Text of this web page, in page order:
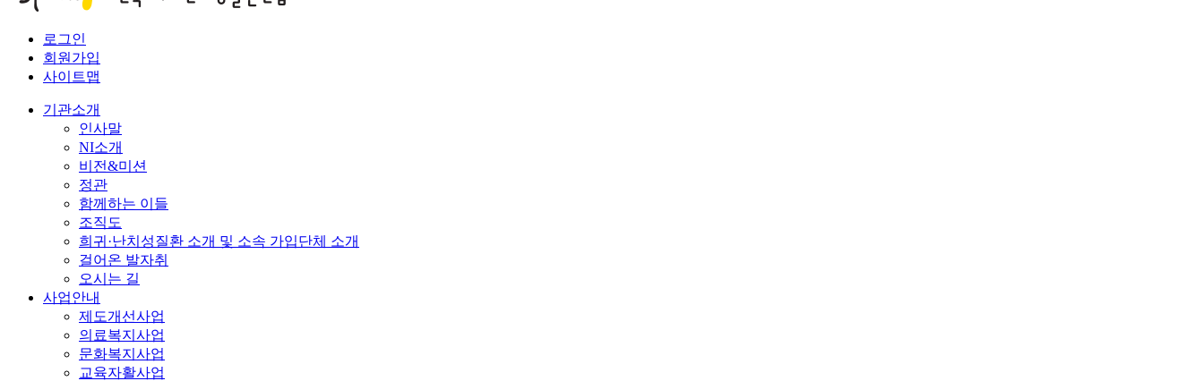
로그인
회원가입
사이트맵
기관소개
인사말
NI소개
비전&미션
정관
함께하는 이들
조직도
희귀·난치성질환 소개 및 소속 가입단체 소개
걸어온 발자취
오시는 길
사업안내
제도개선사업
의료복지사업
문화복지사업
교육자활사업